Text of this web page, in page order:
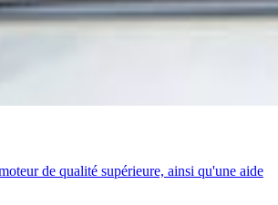
de qualité supérieure, ainsi qu'une aide